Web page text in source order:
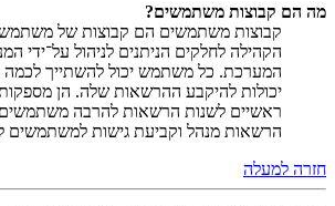
מה הם קבוצות משתמשים?
קבוצות משתמשים הם קבוצות של
הקהילה לחלקים הניתנים לניהול על־ידי
המערכת. כל משתמש יכול להשתייך לכמה
יכולות להיקבע ההרשאות שלה. הן
ראשיים לשנות הרשאות להרבה
הרשאות מנהל וקביעת גישות למשתמשים
חזרה למעלה